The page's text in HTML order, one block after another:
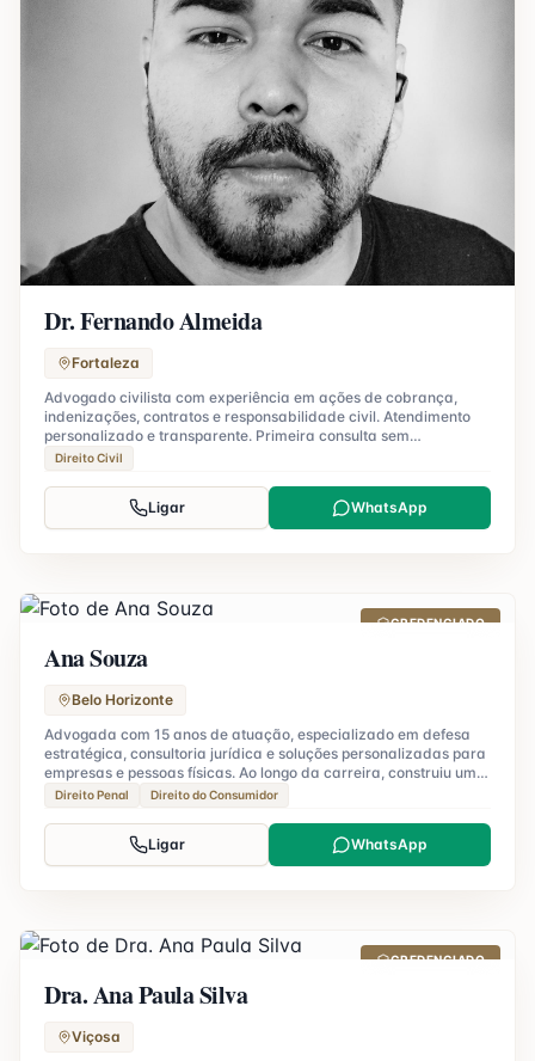
Dr. Fernando Almeida
Fortaleza
Advogado civilista com experiência em ações de cobrança,
indenizações, contratos e responsabilidade civil. Atendimento
personalizado e transparente. Primeira consulta sem
compromisso.
Direito Civil
Ligar WhatsApp
CREDENCIADO
Ana Souza
Belo Horizonte
Advogada com 15 anos de atuação, especializado em defesa
estratégica, consultoria jurídica e soluções personalizadas para
empresas e pessoas físicas. Ao longo da carreira, construiu uma
reputação sólida pela condução ética, visão analítica e busca
constante por resultados eficientes e sustentáveis.
Direito Penal Direito do Consumidor
Ligar WhatsApp
CREDENCIADO
Dra. Ana Paula Silva
Viçosa